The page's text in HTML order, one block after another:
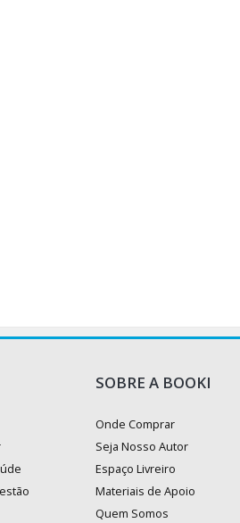
SOBRE A BOOKI
Onde Comprar
Seja Nosso Autor
Espaço Livreiro
Materiais de Apoio
Quem Somos